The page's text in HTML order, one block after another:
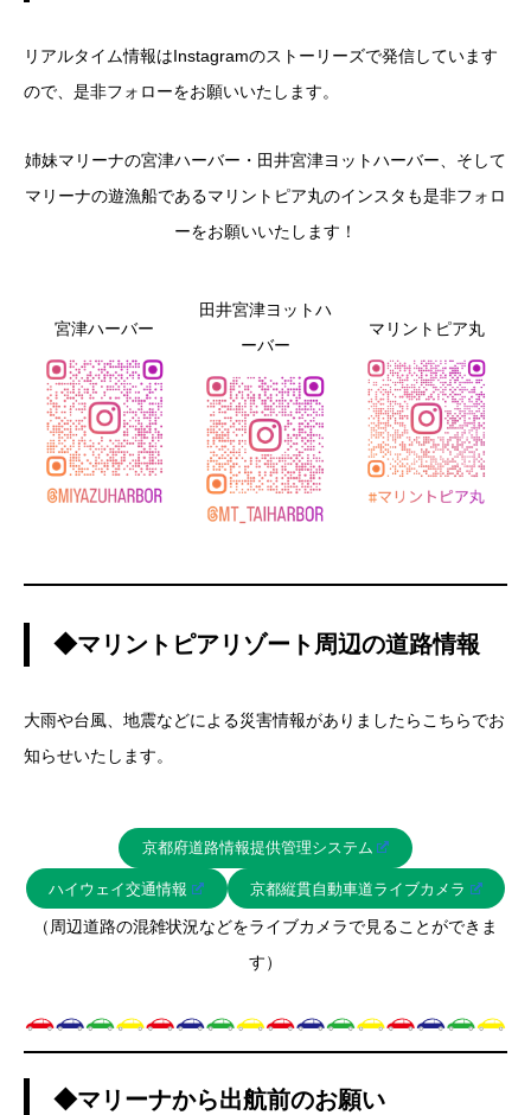
リアルタイム情報はInstagramのストーリーズで発信しています
ので、是非フォローをお願いいたします。
姉妹マリーナの宮津ハーバー・田井宮津ヨットハーバー、そして
マリーナの遊漁船であるマリントピア丸のインスタも是非フォロ
ーをお願いいたします！
宮津ハーバー
田井宮津ヨットハ
ーバー
マリントピア丸
◆マリントピアリゾート周辺の道路情報
大雨や台風、地震などによる災害情報がありましたらこちらでお
知らせいたします。
京都府道路情報提供管理システム
ハイウェイ交通情報 京都縦貫自動車道ライブカメラ
（周辺道路の混雑状況などをライブカメラで見ることができま
す）
◆マリーナから出航前のお願い